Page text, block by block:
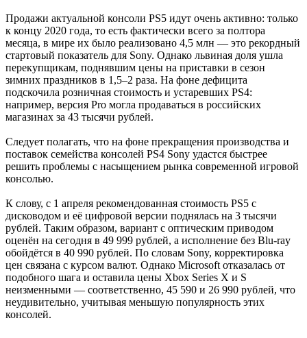
Продажи актуальной консоли PS5 идут очень активно: только
к концу 2020 года, то есть фактически всего за полтора
месяца, в мире их было реализовано 4,5 млн — это рекордный
стартовый показатель для Sony. Однако львиная доля ушла
перекупщикам, поднявшим цены на приставки в сезон
зимних праздников в 1,5–2 раза. На фоне дефицита
подскочила розничная стоимость и устаревших PS4:
например, версия Pro могла продаваться в российских
магазинах за 43 тысячи рублей.
Следует полагать, что на фоне прекращения производства и
поставок семейства консолей PS4 Sony удастся быстрее
решить проблемы с насыщением рынка современной игровой
консолью.
К слову, с 1 апреля рекомендованная стоимость PS5 с
дисководом и её цифровой версии поднялась на 3 тысячи
рублей. Таким образом, вариант с оптическим приводом
оценён на сегодня в 49 999 рублей, а исполнение без Blu-ray
обойдётся в 40 990 рублей. По словам Sony, корректировка
цен связана с курсом валют. Однако Microsoft отказалась от
подобного шага и оставила цены Xbox Series X и S
неизменными — соответственно, 45 590 и 26 990 рублей, что
неудивительно, учитывая меньшую популярность этих
консолей.